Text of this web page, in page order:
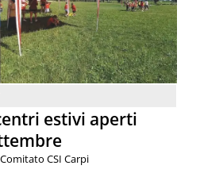
estivi aperti
CSI Carpi